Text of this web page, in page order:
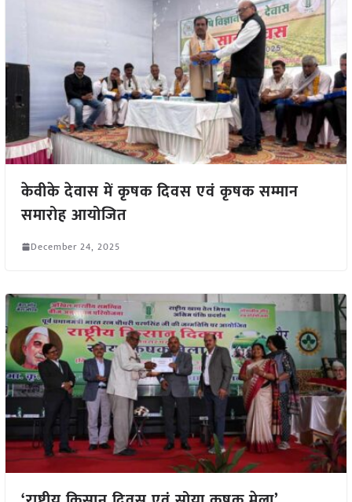
केवीके देवास में कृषक दिवस एवं कृषक सम्मान
समारोह आयोजित
December 24, 2025